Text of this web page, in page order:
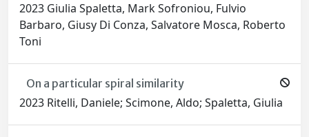
2023 Giulia Spaletta, Mark Sofroniou, Fulvio
Barbaro, Giusy Di Conza, Salvatore Mosca, Roberto
Toni
On a particular spiral similarity
2023 Ritelli, Daniele; Scimone, Aldo; Spaletta, Giulia